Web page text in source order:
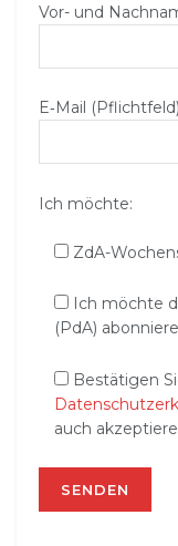
Vor- und
E‑Mail (Pflichtfeld)
Ich möchte:
ZdA-
Ich möchte
(PdA)
Bestätigen
auch